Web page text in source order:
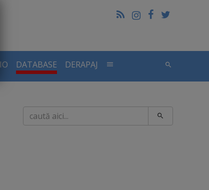
DATABASE DERAPAJ
Caută